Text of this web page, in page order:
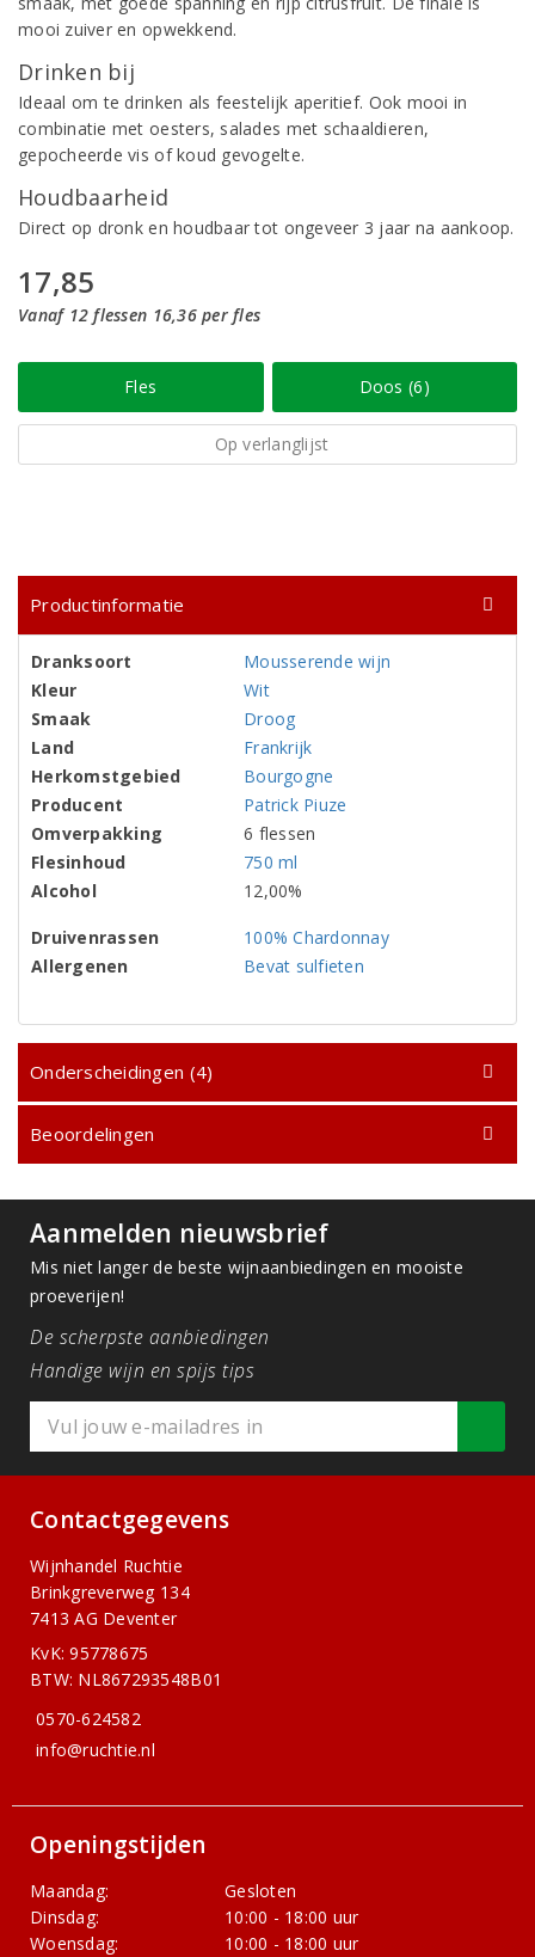
mooi zuiver en opwekkend.
Drinken bij
Ideaal om te drinken als feestelijk aperitief. Ook mooi in
combinatie met oesters, salades met schaaldieren,
gepocheerde vis of koud gevogelte.
Houdbaarheid
Direct op dronk en houdbaar tot ongeveer 3 jaar na aankoop.
17,85
Vanaf 12 flessen 16,36 per fles
Fles Doos (6)
Op verlanglijst
Productinformatie
Dranksoort
Mousserende wijn
Kleur
Wit
Smaak
Droog
Land
Frankrijk
Herkomstgebied
Bourgogne
Producent
Patrick Piuze
Omverpakking
6 flessen
Flesinhoud
750 ml
Alcohol
12,00%
Druivenrassen
100% Chardonnay
Allergenen
Bevat sulfieten
Onderscheidingen (4)
Beoordelingen
Aanmelden nieuwsbrief
Mis niet langer de beste wijnaanbiedingen en mooiste
proeverijen!
De scherpste aanbiedingen
Handige wijn en spijs tips
Contactgegevens
Wijnhandel Ruchtie
Brinkgreverweg 134
7413 AG Deventer
KvK: 95778675
BTW: NL867293548B01
0570-624582
info@ruchtie.nl
Openingstijden
Maandag:
Gesloten
Dinsdag:
10:00 - 18:00 uur
Woensdag:
10:00 - 18:00 uur